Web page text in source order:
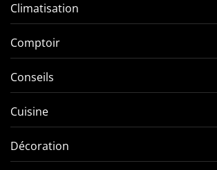
Climatisation
Comptoir
Conseils
Cuisine
Décoration